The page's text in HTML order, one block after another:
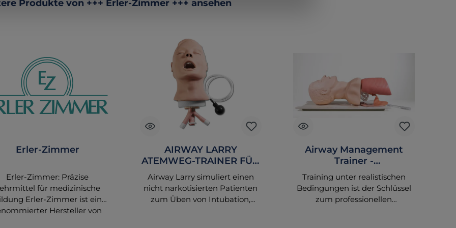
Produkte von +++ Erler-Zimmer +++ ansehen
Erler-Zimmer
Erler-Zimmer: Präzise
für medizinische
Erler-Zimmer ist ein
Hersteller von
AIRWAY LARRY
ATEMWEG-TRAINER FÜR
R10052
Airway Larry simuliert einen
nicht narkotisierten Patienten
zum Üben von Intubation,
Airway Management
Trainer -
Intubationstrainer
Training unter realistischen
Bedingungen ist der Schlüssel
zum professionellen